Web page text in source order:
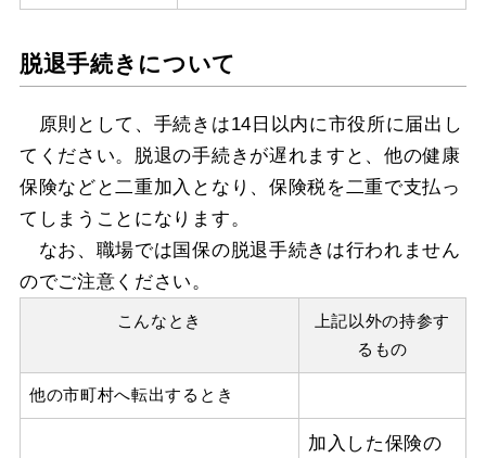
脱退手続きについて
原則として、手続きは14日以内に市役所に届出し
てください。脱退の手続きが遅れますと、他の健康
保険などと二重加入となり、保険税を二重で支払っ
てしまうことになります。
なお、職場では国保の脱退手続きは行われません
のでご注意ください。
こんなとき
上記以外の持参す
るもの
他の市町村へ転出するとき
加入した保険の